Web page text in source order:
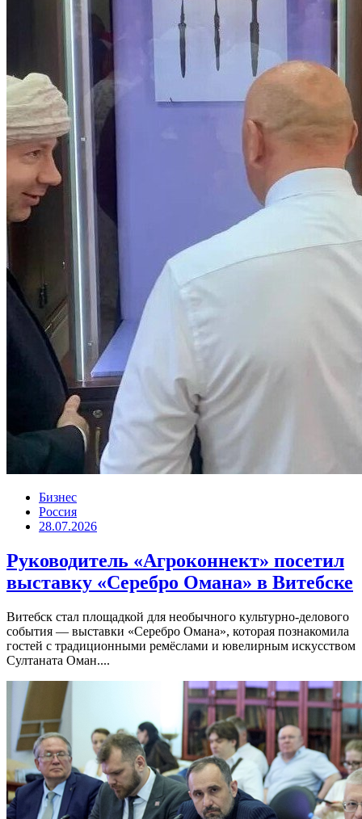
Бизнес
Россия
28.07.2026
Руководитель «Агроконнект» посетил
выставку «Серебро Омана» в Витебске
Витебск стал площадкой для необычного культурно-делового
события — выставки «Серебро Омана», которая познакомила
гостей с традиционными ремёслами и ювелирным искусством
Султаната Оман....